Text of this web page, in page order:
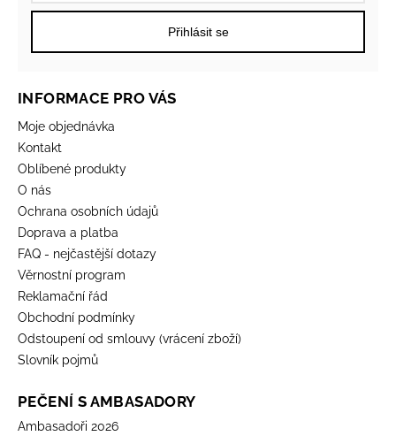
Přihlásit se
INFORMACE PRO VÁS
Moje objednávka
Kontakt
Oblíbené produkty
O nás
Ochrana osobních údajů
Doprava a platba
FAQ - nejčastější dotazy
Věrnostní program
Reklamační řád
Obchodní podmínky
Odstoupení od smlouvy (vrácení zboží)
Slovník pojmů
PEČENÍ S AMBASADORY
Ambasadoři 2026